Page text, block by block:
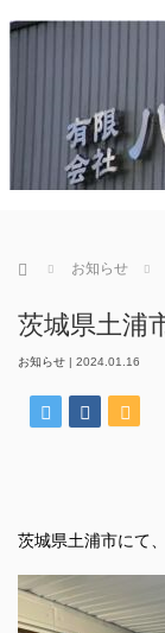
ホーム お知らせ
茨城県土浦
お知らせ | 2024.01.16
茨城県土浦市にて